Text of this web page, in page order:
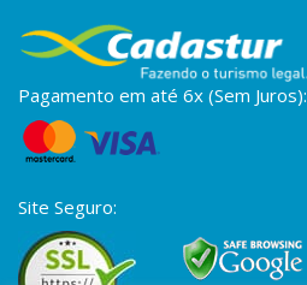
Pagamento em até 6x (Sem Juros):
Site Seguro: